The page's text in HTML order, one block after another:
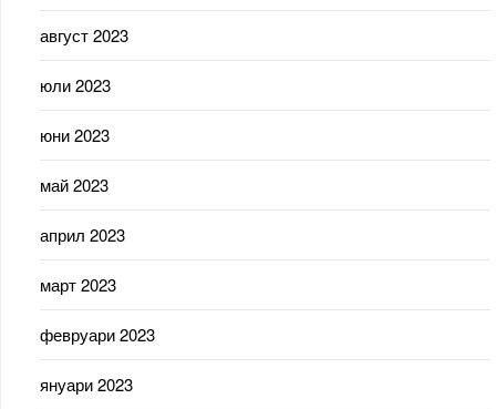
август 2023
юли 2023
юни 2023
май 2023
април 2023
март 2023
февруари 2023
януари 2023